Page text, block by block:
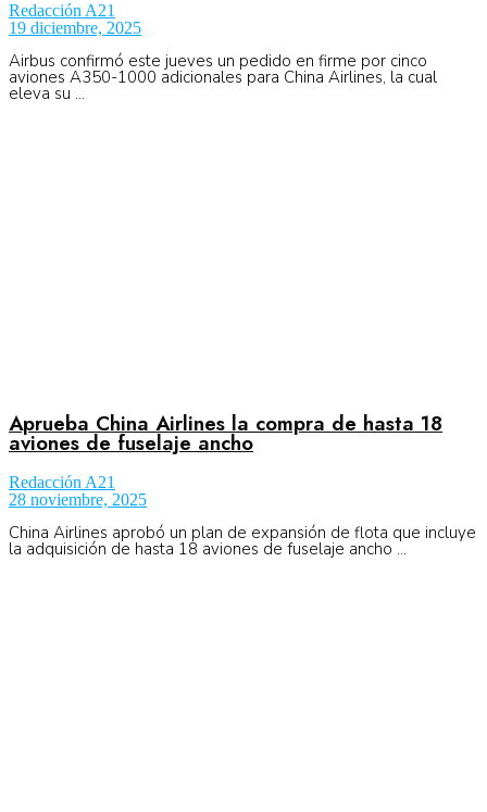
Aeroespacial
Innovación
No Result
View All Result
Redacción A21
19 diciembre, 2025
Airbus confirmó este jueves un pedido en firme por cinco
aviones A350-1000 adicionales para China Airlines, la cual
eleva su ...
Aprueba China Airlines la compra de hasta 18
aviones de fuselaje ancho
Redacción A21
28 noviembre, 2025
China Airlines aprobó un plan de expansión de flota que incluye
la adquisición de hasta 18 aviones de fuselaje ancho ...